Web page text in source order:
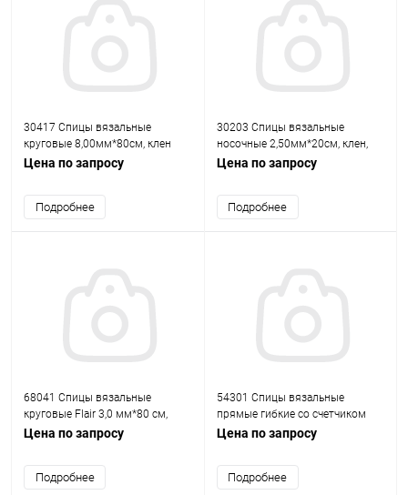
30417 Спицы вязальные
круговые 8,00мм*80см, клен
PONY
Цена по запросу
Подробнее
30203 Спицы вязальные
носочные 2,50мм*20см, клен,
5шт PONY
Цена по запросу
Подробнее
68041 Спицы вязальные
круговые Flair 3,0 мм*80 см,
клен, PONY
Цена по запросу
Подробнее
54301 Спицы вязальные
прямые гибкие со счетчиком
петель 2,00мм*49см, алюм., 2шт
Цена по запросу
Подробнее